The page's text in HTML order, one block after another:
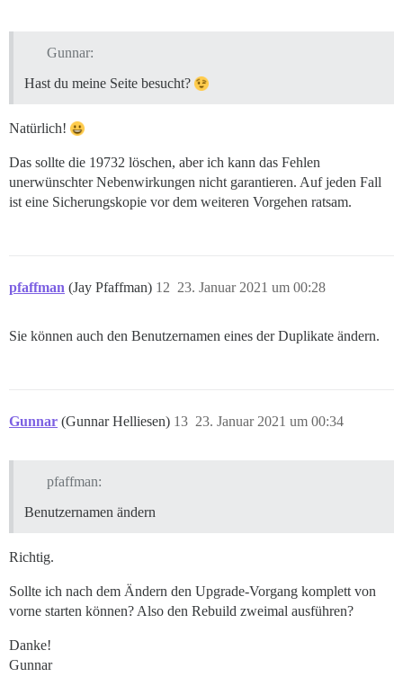
Gunnar:
Hast du meine Seite besucht?
Natürlich!
Das sollte die 19732 löschen, aber ich kann das Fehlen
unerwünschter Nebenwirkungen nicht garantieren. Auf jeden Fall
ist eine Sicherungskopie vor dem weiteren Vorgehen ratsam.
pfaffman (Jay Pfaffman) 23. Januar 2021 um 00:28
12
Sie können auch den Benutzernamen eines der Duplikate ändern.
Gunnar (Gunnar Helliesen) 23. Januar 2021 um 00:34
13
pfaffman:
Benutzernamen ändern
Richtig.
Sollte ich nach dem Ändern den Upgrade-Vorgang komplett von
vorne starten können? Also den Rebuild zweimal ausführen?
Danke!
Gunnar